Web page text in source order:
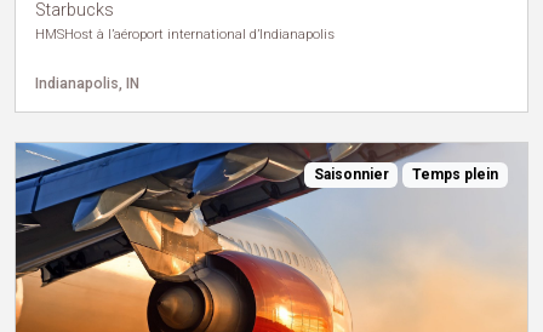
Starbucks
HMSHost à l’aéroport international d’Indianapolis
Indianapolis, IN
Saisonnier Temps plein